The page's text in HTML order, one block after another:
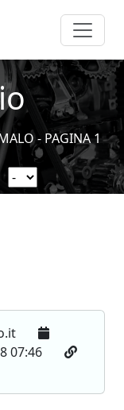
- PAGINA 1
07:46